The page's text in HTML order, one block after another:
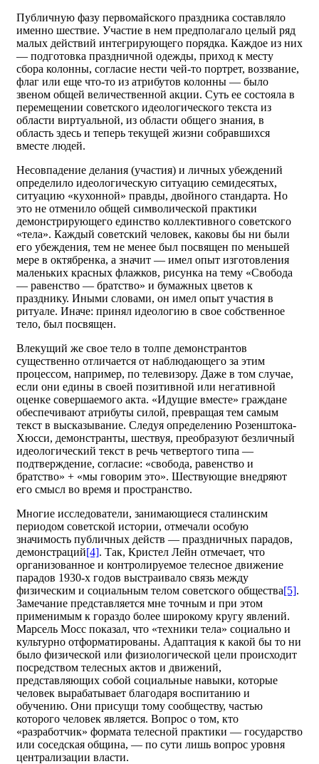
Публичную фазу первомайского праздника составляло
именно шествие. Участие в нем предполагало целый ряд
малых действий интегрирующего порядка. Каждое из них
— подготовка праздничной одежды, приход к месту
сбора колонны, согласие нести чей-то портрет, воззвание,
флаг или еще что-то из атрибутов колонны — было
звеном общей величественной акции. Суть ее состояла в
перемещении советского идеологического текста из
области виртуальной, из области общего знания, в
область здесь и теперь текущей жизни собравшихся
вместе людей.
Несовпадение делания (участия) и личных убеждений
определило идеологическую ситуацию семидесятых,
ситуацию «кухонной» правды, двойного стандарта. Но
это не отменило общей символической практики
демонстрирующего единство коллективного советского
«тела». Каждый советский человек, каковы бы ни были
его убеждения, тем не менее был посвящен по меньшей
мере в октябренка, а значит — имел опыт изготовления
маленьких красных флажков, рисунка на тему «Свобода
— равенство — братство» и бумажных цветов к
празднику. Иными словами, он имел опыт участия в
ритуале. Иначе: принял идеологию в свое собственное
тело, был посвящен.
Влекущий же свое тело в толпе демонстрантов
существенно отличается от наблюдающего за этим
процессом, например, по телевизору. Даже в том случае,
если они едины в своей позитивной или негативной
оценке совершаемого акта. «Идущие вместе» граждане
обеспечивают атрибуты силой, превращая тем самым
текст в высказывание. Следуя определению Розенштока-
Хюсси, демонстранты, шествуя, преобразуют безличный
идеологический текст в речь четвертого типа —
подтверждение, согласие: «свобода, равенство и
братство» + «мы говорим это». Шествующие внедряют
его смысл во время и пространство.
Многие исследователи, занимающиеся сталинским
периодом советской истории, отмечали особую
значимость публичных действ — праздничных парадов,
демонстраций[4]. Так, Кристел Лейн отмечает, что
организованное и контролируемое телесное движение
парадов 1930-х годов выстраивало связь между
физическим и социальным телом советского общества[5].
Замечание представляется мне точным и при этом
применимым к гораздо более широкому кругу явлений.
Марсель Мосс показал, что «техники тела» социально и
культурно отформатированы. Адаптация к какой бы то ни
было физической или физиологической цели происходит
посредством телесных актов и движений,
представляющих собой социальные навыки, которые
человек вырабатывает благодаря воспитанию и
обучению. Они присущи тому сообществу, частью
которого человек является. Вопрос о том, кто
«разработчик» формата телесной практики — государство
или соседская община, — по сути лишь вопрос уровня
централизации власти.